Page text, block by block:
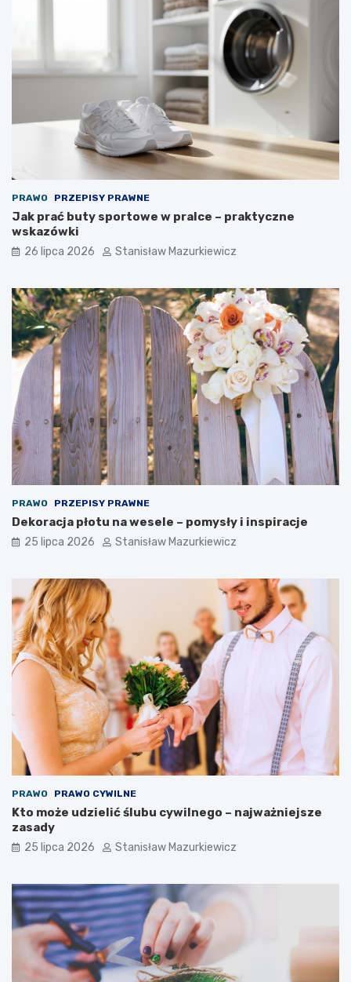
PRAWO PRZEPISY PRAWNE
Jak prać buty sportowe w pralce – praktyczne
wskazówki
26 lipca 2026 Stanisław Mazurkiewicz
PRAWO PRZEPISY PRAWNE
Dekoracja płotu na wesele – pomysły i inspiracje
25 lipca 2026 Stanisław Mazurkiewicz
PRAWO PRAWO CYWILNE
Kto może udzielić ślubu cywilnego – najważniejsze
zasady
25 lipca 2026 Stanisław Mazurkiewicz